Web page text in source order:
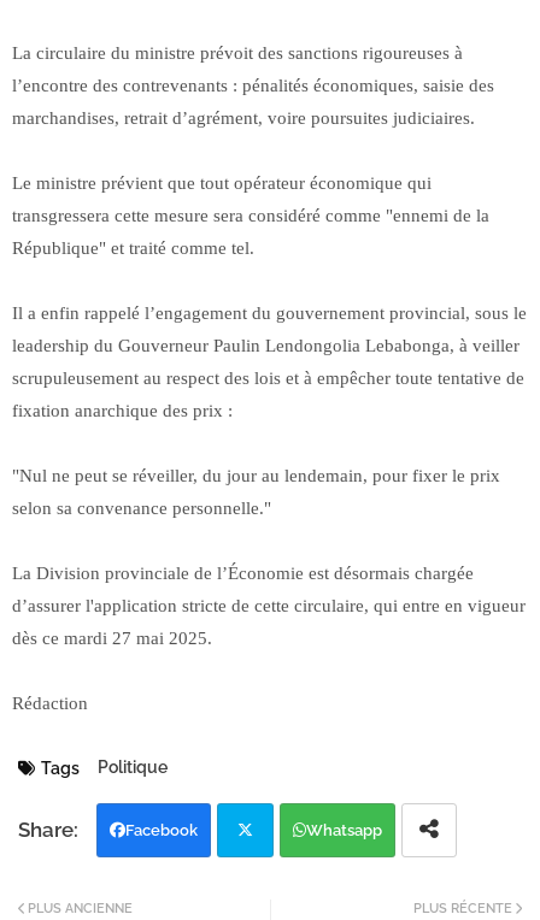
La circulaire du ministre prévoit des sanctions rigoureuses à
l’encontre des contrevenants : pénalités économiques, saisie des
marchandises, retrait d’agrément, voire poursuites judiciaires.
Le ministre prévient que tout opérateur économique qui
transgressera cette mesure sera considéré comme "ennemi de la
République" et traité comme tel.
Il a enfin rappelé l’engagement du gouvernement provincial, sous le
leadership du Gouverneur Paulin Lendongolia Lebabonga, à veiller
scrupuleusement au respect des lois et à empêcher toute tentative de
fixation anarchique des prix :
"Nul ne peut se réveiller, du jour au lendemain, pour fixer le prix
selon sa convenance personnelle."
La Division provinciale de l’Économie est désormais chargée
d’assurer l'application stricte de cette circulaire, qui entre en vigueur
dès ce mardi 27 mai 2025.
Rédaction
Tags Politique
Facebook Whatsapp
PLUS RÉCENTE
PLUS ANCIENNE